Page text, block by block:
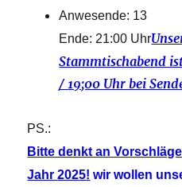
Anwesende: 13
Ende: 21:00 Uhr
Stammtischabend
/19;00 Uhr bei
PS.:
Bitte denkt an
Jahr2025! wir wollen